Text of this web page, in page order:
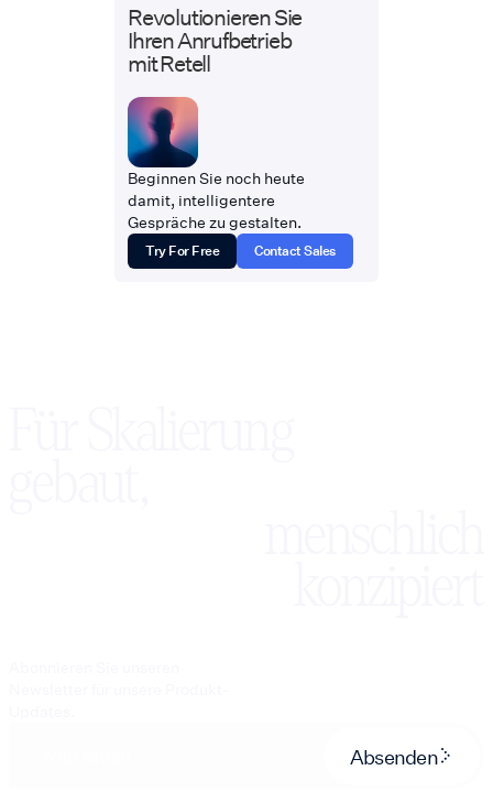
Revolutionieren Sie
Ihren Anrufbetrieb
mit Retell
Beginnen Sie noch heute
damit, intelligentere
Gespräche zu gestalten.
Try For Free Contact Sales
Absenden